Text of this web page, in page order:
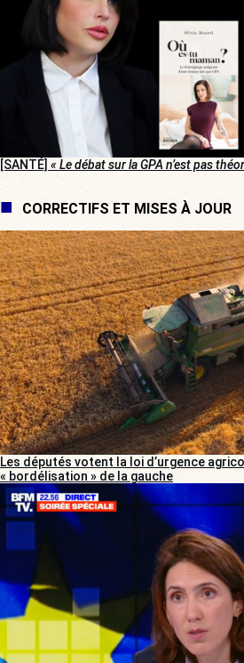
[SANTÉ] « Le débat sur la GPA n’est pas
CORRECTIFS ET MISES À JOUR
Les députés votent la loi d’urgence
« bordélisation » de la gauche